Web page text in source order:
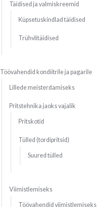
Täidised ja valmiskreemid
Küpsetuskindlad täidised
Trühvlitäidised
Töövahendid kondiitrile ja pagarile
Lillede meisterdamiseks
Pritstehnika jaoks vajalik
Pritskotid
Tülled (tordipritsid)
Suured tülled
Viimistlemiseks
Töövahendid viimistlemiseks